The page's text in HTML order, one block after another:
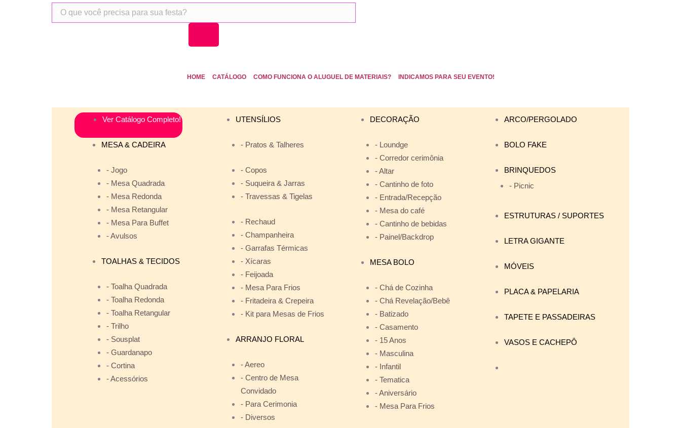
Pesquisar
produtos
HOME CATÁLOGO COMO FUNCIONA O ALUGUEL DE MATERIAIS? INDICAMOS PARA SEU EVENTO!
Ver Catálogo Completo!
MESA & CADEIRA
- Jogo
- Mesa Quadrada
- Mesa Redonda
- Mesa Retangular
- Mesa Para Buffet
- Avulsos
TOALHAS & TECIDOS
- Toalha Quadrada
- Toalha Redonda
- Toalha Retangular
- Trilho
- Sousplat
- Guardanapo
- Cortina
- Acessórios
UTENSÍLIOS
- Pratos & Talheres
- Copos
- Suqueira & Jarras
- Travessas & Tigelas
- Rechaud
- Champanheira
- Garrafas Térmicas
- Xícaras
- Feijoada
- Mesa Para Frios
- Fritadeira & Crepeira
- Kit para Mesas de Frios
ARRANJO FLORAL
- Aereo
- Centro de Mesa
Convidado
- Para Cerimonia
- Diversos
DECORAÇÃO
- Loundge
- Corredor cerimônia
- Altar
- Cantinho de foto
- Entrada/Recepção
- Mesa do café
- Cantinho de bebidas
- Painel/Backdrop
MESA BOLO
- Chá de Cozinha
- Chá Revelação/Bebê
- Batizado
- Casamento
- 15 Anos
- Masculina
- Infantil
- Tematica
- Aniversário
- Mesa Para Frios
ARCO/PERGOLADO
BOLO FAKE
BRINQUEDOS
- Picnic
ESTRUTURAS / SUPORTES
LETRA GIGANTE
MÓVEIS
PLACA & PAPELARIA
TAPETE E PASSADEIRAS
VASOS E CACHEPÔ